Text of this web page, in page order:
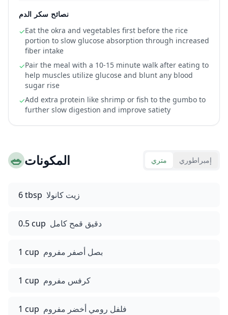
نصائح سكر الدم
✓Eat the okra and vegetables first before the rice
portion to slow glucose absorption through increased
fiber intake
✓Pair the meal with a 10-15 minute walk after eating to
help muscles utilize glucose and blunt any blood
sugar rise
✓Add extra protein like shrimp or fish to the gumbo to
further slow digestion and improve satiety
🥗المكونات متري إمبراطوري
6 tbsp زيت كانولا
0.5 cup دقيق قمح كامل
1 cup بصل أصفر مفروم
1 cup كرفس مفروم
1 cup فلفل رومي أخضر مفروم